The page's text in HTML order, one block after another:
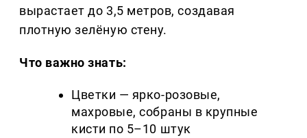
вырастает до 3,5 метров, создавая
плотную зелёную стену.
Что важно знать:
Цветки — ярко-розовые,
махровые, собраны в крупные
кисти по 5–10 штук